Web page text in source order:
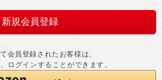
会員登録されたお客様は、
ログインすることができます。